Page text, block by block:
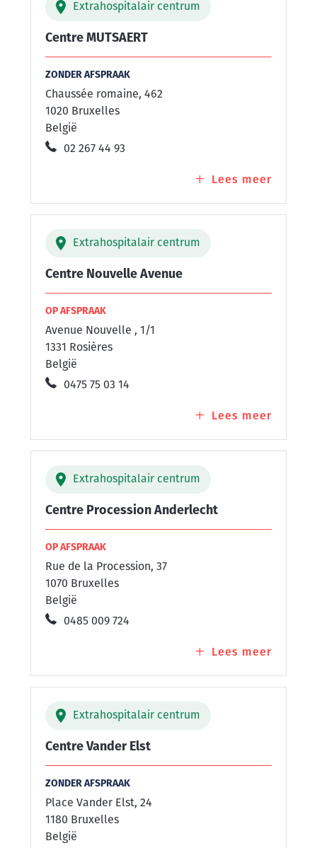
Extrahospitalair centrum
Centre MUTSAERT
ZONDER AFSPRAAK
Chaussée romaine, 462
1020 Bruxelles
België
02 267 44 93
Lees meer
Extrahospitalair centrum
Centre Nouvelle Avenue
OP AFSPRAAK
Avenue Nouvelle , 1/1
1331 Rosières
België
0475 75 03 14
Lees meer
Extrahospitalair centrum
Centre Procession Anderlecht
OP AFSPRAAK
Rue de la Procession, 37
1070 Bruxelles
België
0485 009 724
Lees meer
Extrahospitalair centrum
Centre Vander Elst
ZONDER AFSPRAAK
Place Vander Elst, 24
1180 Bruxelles
België